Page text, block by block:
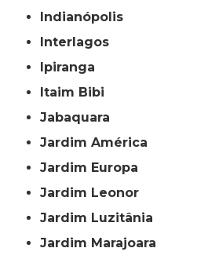
Indianópolis
Interlagos
Ipiranga
Itaim Bibi
Jabaquara
Jardim América
Jardim Europa
Jardim Leonor
Jardim Luzitânia
Jardim Marajoara